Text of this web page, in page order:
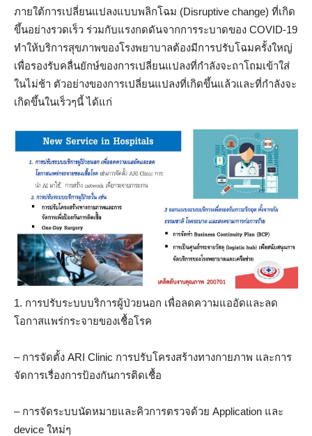
ภายใต้การเปลี่ยนแปลงแบบพลิกโฉม (Disruptive change) ที่เกิด
ขึ้นอย่างรวดเร็ว ร่วมกับแรงกดดันจากการระบาดของ COVID-19
ทำให้บริการสุขภาพของโรงพยาบาลต้องมีการปรับโฉมครั้งใหญ่
เพื่อรองรับคลื่นยักษ์ของการเปลี่ยนแปลงที่กำลังจะถาโถมเข้าใส่
ในไม่ช้า ตัวอย่างของการเปลี่ยนแปลงที่เกิดขึ้นแล้วและที่กำลังจะ
เกิดขึ้นในเร็วๆนี้ ได้แก่
1. การปรับระบบบริการผู้ป่วยนอก เพื่อลดความแออัดและลด
โอกาสแพร่กระจายของเชื้อโรค
– การจัดตั้ง ARI Clinic การปรับโครงสร้างทางกายภาพ และการ
จัดการเรื่องการป้องกันการติดเชื้อ
– การจัดระบบนัดหมายและคิวการตรวจด้วย Application และ
device ใหม่ๆ